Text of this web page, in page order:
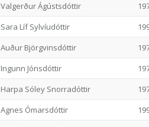
Valgerður Ágústsdóttir
Sara Líf Sylvíudóttir
Auður Björgvinsdóttir
Ingunn Jónsdóttir
Harpa Sóley Snorradóttir
Agnes Ómarsdóttir